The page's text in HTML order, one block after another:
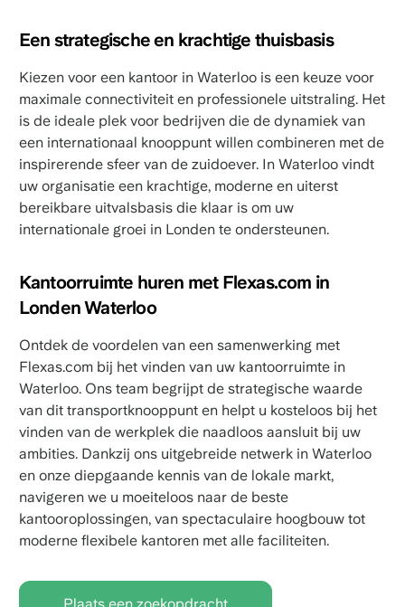
Een strategische en krachtige thuisbasis
Kiezen voor een kantoor in Waterloo is een keuze voor
maximale connectiviteit en professionele uitstraling. Het
is de ideale plek voor bedrijven die de dynamiek van
een internationaal knooppunt willen combineren met de
inspirerende sfeer van de zuidoever. In Waterloo vindt
uw organisatie een krachtige, moderne en uiterst
bereikbare uitvalsbasis die klaar is om uw
internationale groei in Londen te ondersteunen.
Kantoorruimte huren met Flexas.com in
Londen Waterloo
Ontdek de voordelen van een samenwerking met
Flexas.com bij het vinden van uw kantoorruimte in
Waterloo. Ons team begrijpt de strategische waarde
van dit transportknooppunt en helpt u kosteloos bij het
vinden van de werkplek die naadloos aansluit bij uw
ambities. Dankzij ons uitgebreide netwerk in Waterloo
en onze diepgaande kennis van de lokale markt,
navigeren we u moeiteloos naar de beste
kantooroplossingen, van spectaculaire hoogbouw tot
moderne flexibele kantoren met alle faciliteiten.
Plaats een zoekopdracht